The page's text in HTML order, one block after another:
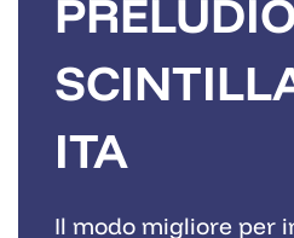
ITA
Il modo migliore per